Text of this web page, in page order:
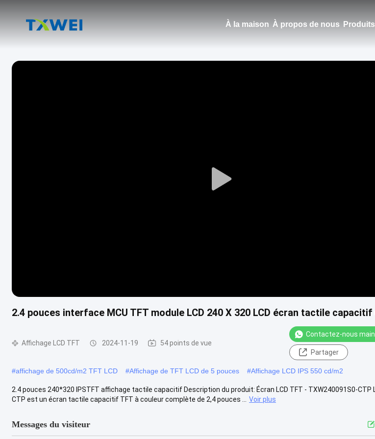
À la maison À propos de nous Produits
Play
2.4 pouces interface MCU TFT module LCD 240 X 320 LCD écran tactile
Affichage LCD TFT 2024-11-19 54 points de vue
Contactez-nous
Partager
#affichage de 500cd/m2 TFT LCD #Affichage de TFT LCD de 5 pouces #Affichage LCD IPS 550 cd/m2
2.4 pouces 240*320 IPSTFT affichage tactile capacitif Description du produit: Écran LCD TFT - TXW240091S0-CTP
CTP est un écran tactile capacitif TFT à couleur complète de 2,4 pouces ...
Voir plus
Messages du visiteur